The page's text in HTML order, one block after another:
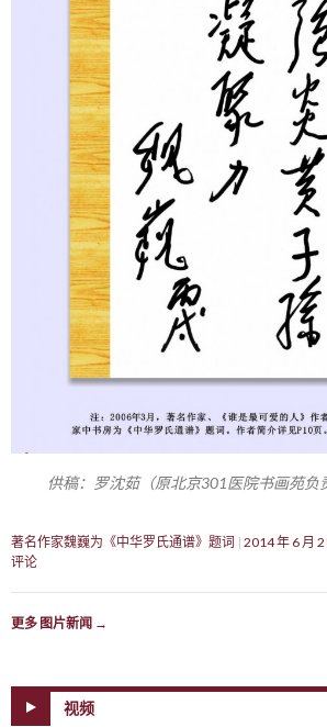
供稿：罗沈茹（原北京301医院书画苑
著名作家魏巍为《中华罗氏通谱》题词 2014 年 6 月
评论
更多 图片新闻 →
视频